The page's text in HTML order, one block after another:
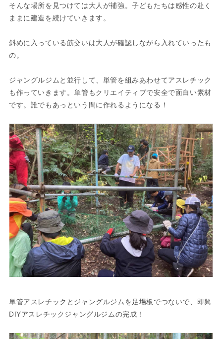
そんな場所を見つけては大人が補強。子どもたちは感性の赴く
ままに建造を続けていきます。
斜めに入っている筋交いは大人が確認しながら入れていったも
の。
ジャングルジムと並行して、単管を組みあわせてアスレチック
も作っていきます。単管もクリエイティブで安全で面白い素材
です。誰でもあっという間に作れるようになる！
単管アスレチックとジャングルジムを足場板でつないで、即興
DIYアスレチックジャングルジムの完成！